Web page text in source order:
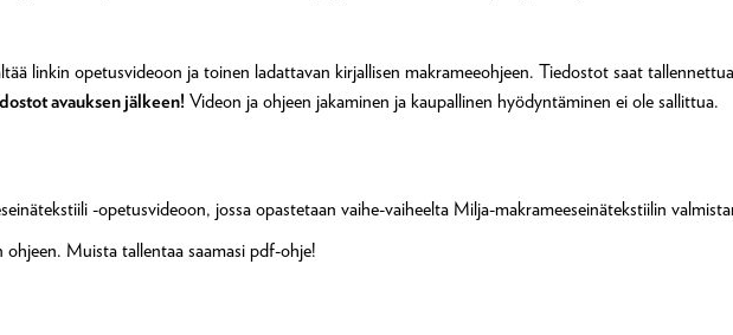
linkin opetusvideoon ja toinen ladattavan kirjallisen makrameeohjeen. Tiedostot saat
avauksen jälkeen! Videon ja ohjeen jakaminen ja kaupallinen hyödyntäminen ei ole sallittua.
-opetusvideoon, jossa opastetaan vaihe-vaiheelta Milja-makrameeseinätekstiilin
Muista tallentaa saamasi pdf-ohje!